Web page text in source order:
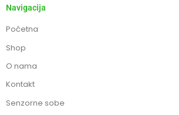
Navigacija
Početna
Shop
O nama
Kontakt
Senzorne sobe